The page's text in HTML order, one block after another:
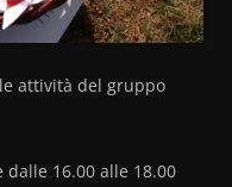
attività del gruppo
16.00 alle 18.00